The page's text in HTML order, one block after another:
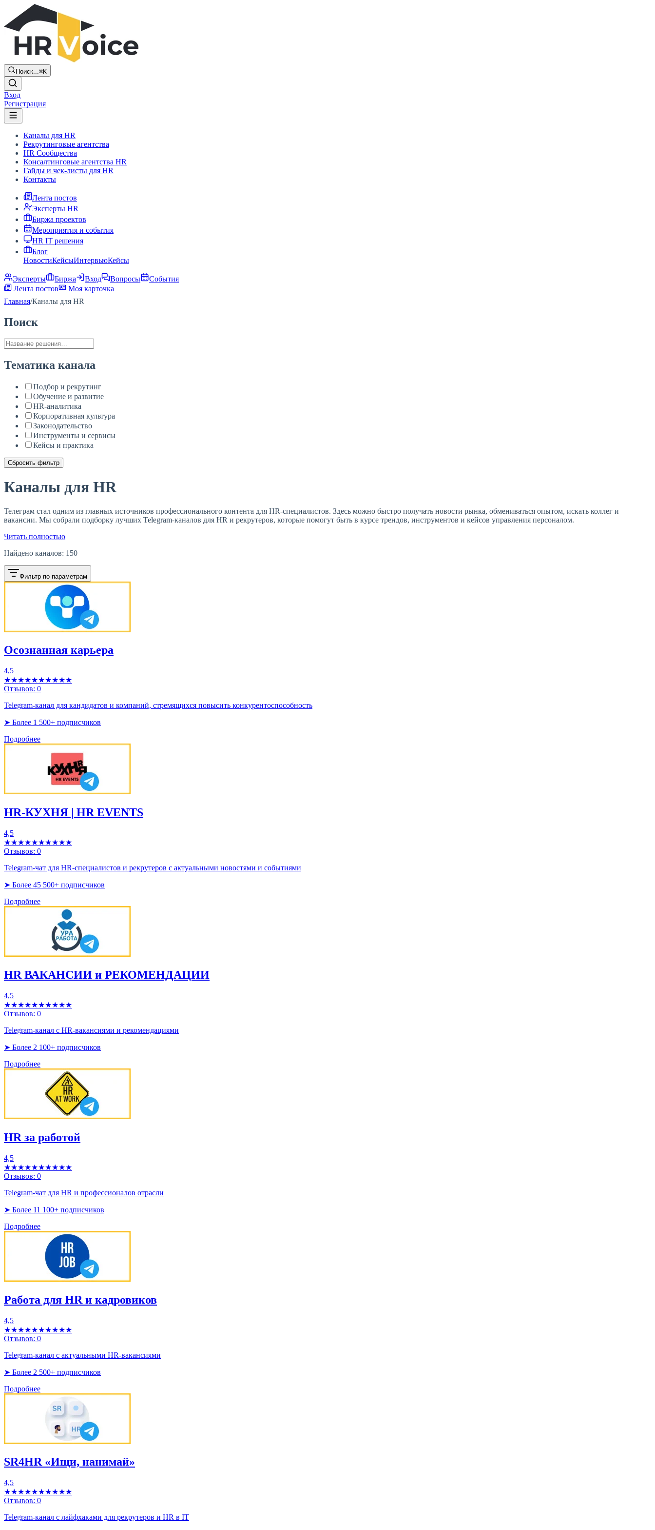
Поиск...⌘K
Вход
Регистрация
Каналы для HR
Рекрутинговые агентства
HR Сообщества
Консалтинговые агентства HR
Гайды и чек-листы для HR
Контакты
Лента постов
Эксперты HR
Биржа проектов
Мероприятия и события
HR IT решения
Блог
НовостиКейсыИнтервьюКейсы
Эксперты Биржа Вход Вопросы
События
Лента постов
Моя карточка
Главная/Каналы для HR
Поиск
Тематика канала
Подбор и рекрутинг
Обучение и развитие
HR-аналитика
Корпоративная культура
Законодательство
Инструменты и сервисы
Кейсы и практика
Сбросить фильтр
Каналы для HR
Телеграм стал одним из главных источников профессионального контента для HR-специалистов. Здесь можно быстро получать новости рынка, обмениваться опытом, искать коллег и
вакансии. Мы собрали подборку лучших Telegram-каналов для HR и рекрутеров, которые помогут быть в курсе трендов, инструментов и кейсов управления персоналом.
Читать полностью
Найдено каналов: 150
Фильтр по параметрам
Осознанная карьера
4,5
★★★★★★★★★★
Отзывов: 0
Telegram-канал для кандидатов и компаний, стремящихся повысить конкурентоспособность
➤ Более 1 500+ подписчиков
Подробнее
HR-КУХНЯ | HR EVENTS
4,5
★★★★★★★★★★
Отзывов: 0
Telegram-чат для HR-специалистов и рекрутеров с актуальными новостями и событиями
➤ Более 45 500+ подписчиков
Подробнее
HR ВАКАНСИИ и РЕКОМЕНДАЦИИ
4,5
★★★★★★★★★★
Отзывов: 0
Telegram-канал с HR-вакансиями и рекомендациями
➤ Более 2 100+ подписчиков
Подробнее
HR за работой
4,5
★★★★★★★★★★
Отзывов: 0
Telegram-чат для HR и профессионалов отрасли
➤ Более 11 100+ подписчиков
Подробнее
Работа для HR и кадровиков
4,5
★★★★★★★★★★
Отзывов: 0
Telegram-канал с актуальными HR-вакансиями
➤ Более 2 500+ подписчиков
Подробнее
SR4HR «Ищи, нанимай»
4,5
★★★★★★★★★★
Отзывов: 0
Telegram-канал с лайфхаками для рекрутеров и HR в IT